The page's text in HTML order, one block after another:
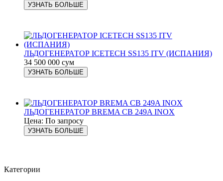
УЗНАТЬ БОЛЬШЕ
ЛЬДОГЕНЕРАТОР ICETECH SS135 ITV (ИСПАНИЯ)
34 500 000 сум
УЗНАТЬ БОЛЬШЕ
ЛЬДОГЕНЕРАТОР BREMA CB 249A INOX
Цена: По запросу
УЗНАТЬ БОЛЬШЕ
Категории